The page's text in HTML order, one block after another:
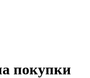
покупки